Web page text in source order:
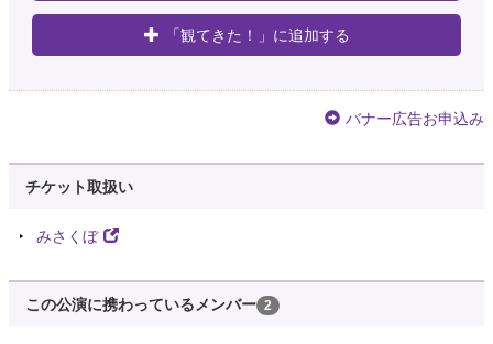
い出したように話すだろうけど一先ずは
4年弱前
みさくぼ
@misap_info
第一回『碌な夜がいねえ』終演しました。 千秋楽まで無事に歩き続けること
ができました。 みなさまありがとうございました。 これからの活動は未定
が手に入る、今後…https://t.co/cIuka8ubKJ
「観てきた！」に追加する
バナー広告お申込み
チケット取扱い
みさくぼ
この公演に携わっているメンバー 2